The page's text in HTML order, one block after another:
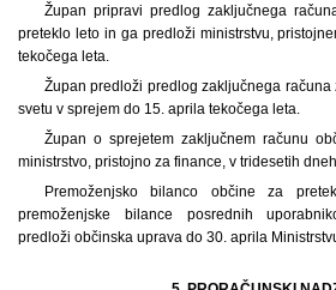
Župan pripravi predlog zaključnega
preteklo leto in ga predloži ministrstvu,
tekočega leta.
Župan predloži predlog zaključnega
svetu v sprejem do 15. aprila tekočega leta.
Župan o sprejetem zaključnem računu
ministrstvo, pristojno za finance, v tridesetih
Premoženjsko bilanco občine za
premoženjske bilance posrednih
predloži občinska uprava do 30. aprila